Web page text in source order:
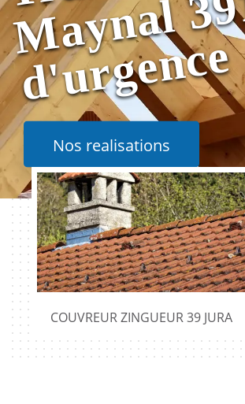
e
Nos realisations
COUVREUR ZINGUEUR 39 JURA